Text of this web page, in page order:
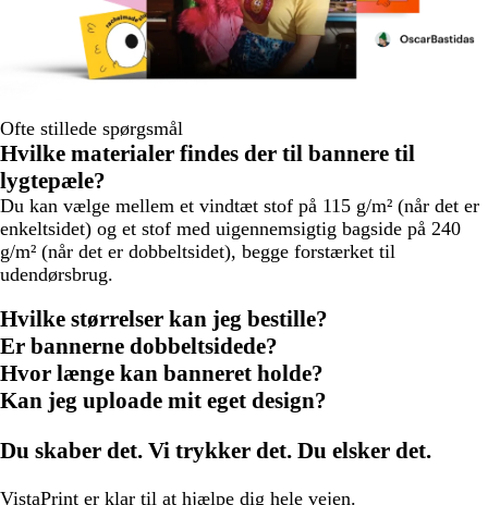
Ofte stillede spørgsmål
Hvilke materialer findes der til bannere til
lygtepæle?
Du kan vælge mellem et vindtæt stof på 115 g/m² (når det er
enkeltsidet) og et stof med uigennemsigtig bagside på 240
g/m² (når det er dobbeltsidet), begge forstærket til
udendørsbrug.
Hvilke størrelser kan jeg bestille?
Er bannerne dobbeltsidede?
Hvor længe kan banneret holde?
Kan jeg uploade mit eget design?
Du skaber det. Vi trykker det. Du elsker det.
VistaPrint er klar til at hjælpe dig hele vejen.